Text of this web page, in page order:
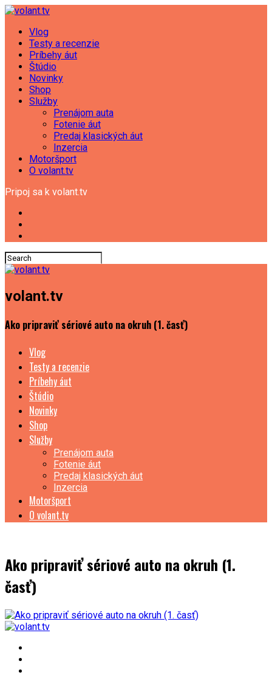
Vlog
Testy a recenzie
Príbehy áut
Štúdio
Novinky
Shop
Služby
Prenájom auta
Fotenie áut
Predaj klasických áut
Inzercia
Motoršport
O volant.tv
Pripoj sa k volant.tv
volant.tv
Ako pripraviť sériové auto na okruh (1. časť)
Vlog
Testy a recenzie
Príbehy áut
Štúdio
Novinky
Shop
Služby
Prenájom auta
Fotenie áut
Predaj klasických áut
Inzercia
Motoršport
O volant.tv
Ako pripraviť sériové auto na okruh (1.
časť)